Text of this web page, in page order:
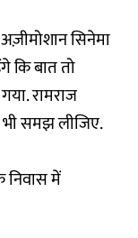
सिनेमा
कि बात तो
रामराज
समझ लीजिए.
निवास में